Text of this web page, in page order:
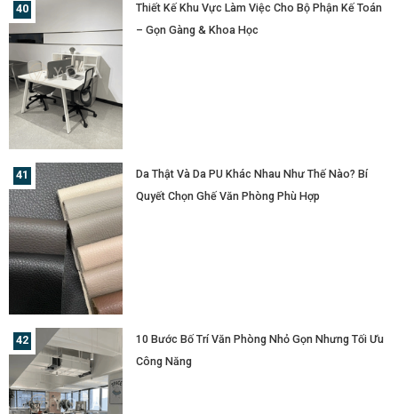
Thiết Kế Khu Vực Làm Việc Cho Bộ Phận Kế Toán
– Gọn Gàng & Khoa Học
Da Thật Và Da PU Khác Nhau Như Thế Nào? Bí
Quyết Chọn Ghế Văn Phòng Phù Hợp
10 Bước Bố Trí Văn Phòng Nhỏ Gọn Nhưng Tối Ưu
Công Năng